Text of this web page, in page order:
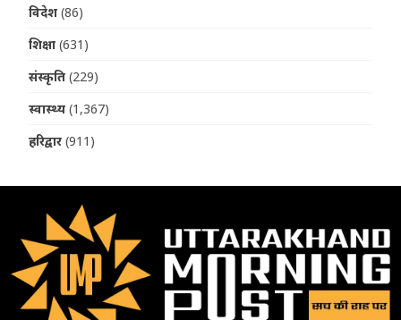
विदेश (86)
शिक्षा (631)
संस्कृति (229)
स्वास्थ्य (1,367)
हरिद्वार (911)